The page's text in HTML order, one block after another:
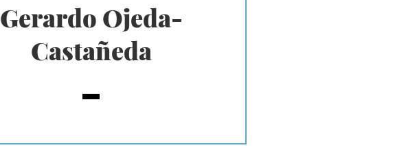
Gerardo Ojeda-
Castañeda